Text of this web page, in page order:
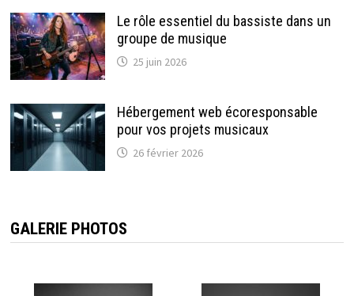
Le rôle essentiel du bassiste dans un
groupe de musique
25 juin 2026
Hébergement web écoresponsable
pour vos projets musicaux
26 février 2026
GALERIE PHOTOS